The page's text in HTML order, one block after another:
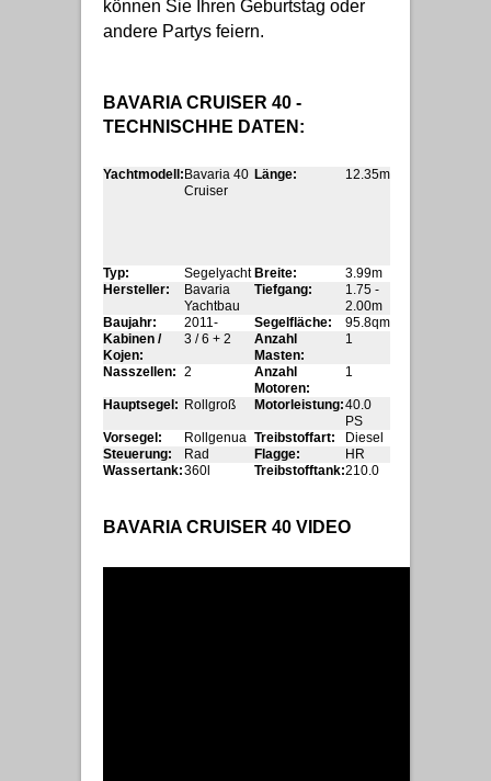
können Sie Ihren Geburtstag oder
andere Partys feiern.
BAVARIA CRUISER 40 -
TECHNISCHHE DATEN:
Yachtmodell: Bavaria 40
Cruiser
Länge: 12.35m
Typ: Segelyacht Breite:
3.99m
Hersteller:
Bavaria
Yachtbau
Tiefgang:
1.75 -
2.00m
Baujahr:
2011- Segelfläche:
95.8qm
Kabinen /
Kojen:
3 / 6 + 2
Anzahl
Masten:
1
Nasszellen: 2
Anzahl
Motoren:
1
Hauptsegel: Rollgroß Motorleistung:40.0
PS
Vorsegel:
Rollgenua Treibstoffart:
Diesel
Steuerung:
Rad Flagge:
HR
Wassertank:360l Treibstofftank:210.0
BAVARIA CRUISER 40 VIDEO